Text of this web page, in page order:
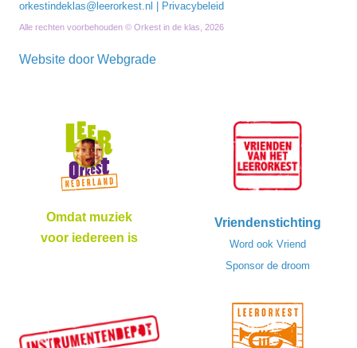
Omdat muziek
voor iedereen is
Vriendenstichting
Word ook Vriend
Sponsor de droom
orkestindeklas@leerorkest.nl
Privacybeleid
Alle rechten voorbehouden © Orkest in de klas, 2026
Website door Webgrade